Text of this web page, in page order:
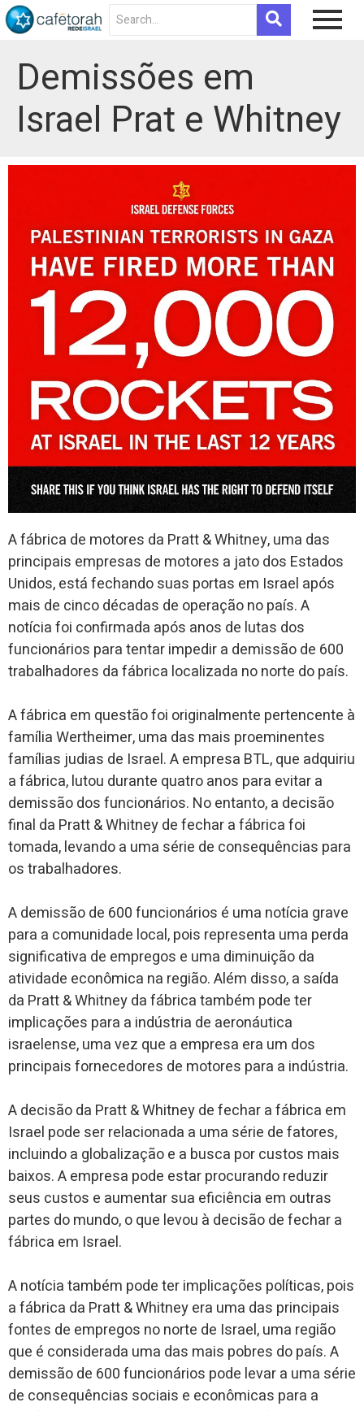
Demissões em
Israel Prat e Whitney
A fábrica de motores da Pratt & Whitney, uma das
principais empresas de motores a jato dos Estados
Unidos, está fechando suas portas em Israel após
mais de cinco décadas de operação no país. A
notícia foi confirmada após anos de lutas dos
funcionários para tentar impedir a demissão de 600
trabalhadores da fábrica localizada no norte do país.
A fábrica em questão foi originalmente pertencente à
família Wertheimer, uma das mais proeminentes
famílias judias de Israel. A empresa BTL, que adquiriu
a fábrica, lutou durante quatro anos para evitar a
demissão dos funcionários. No entanto, a decisão
final da Pratt & Whitney de fechar a fábrica foi
tomada, levando a uma série de consequências para
os trabalhadores.
A demissão de 600 funcionários é uma notícia grave
para a comunidade local, pois representa uma perda
significativa de empregos e uma diminuição da
atividade econômica na região. Além disso, a saída
da Pratt & Whitney da fábrica também pode ter
implicações para a indústria de aeronáutica
israelense, uma vez que a empresa era um dos
principais fornecedores de motores para a indústria.
A decisão da Pratt & Whitney de fechar a fábrica em
Israel pode ser relacionada a uma série de fatores,
incluindo a globalização e a busca por custos mais
baixos. A empresa pode estar procurando reduzir
seus custos e aumentar sua eficiência em outras
partes do mundo, o que levou à decisão de fechar a
fábrica em Israel.
A notícia também pode ter implicações políticas, pois
a fábrica da Pratt & Whitney era uma das principais
fontes de empregos no norte de Israel, uma região
que é considerada uma das mais pobres do país. A
demissão de 600 funcionários pode levar a uma série
de consequências sociais e econômicas para a